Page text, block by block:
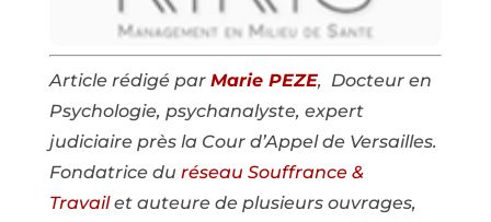
Article rédigé par Marie PEZE, Docteur en
Psychologie, psychanalyste, expert
judiciaire près la Cour d’Appel de Versailles.
Fondatrice du réseau Souffrance &
Travailet auteure de plusieurs ouvrages,